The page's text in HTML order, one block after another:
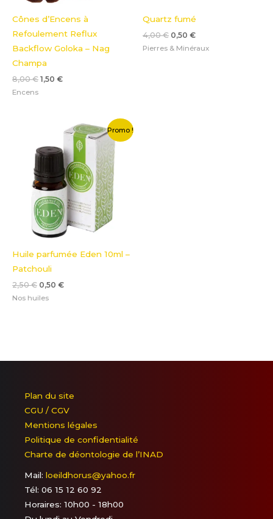
Cônes d’Encens à
Refoulement Reflux
Backflow Goloka – Nag
Champa
8,00€ 1,50 €
Encens
Quartz fumé
4,00€ 0,50 €
Pierres & Minéraux
Promo !
Huile parfumée Eden 10ml –
Patchouli
2,50€
initial
était :
2,50 €.
0,50 €
Le
prix
actuel
est :
0,50 €.
Nos huiles
Plan du site
CGU / CGV
Mentions légales
Politique de confidentialité
Charte de déontologie de l’INAD
Mail:loeildhorus@yahoo.fr
Tél: 06 15 12 60 92
Horaires: 10h00 - 18h00